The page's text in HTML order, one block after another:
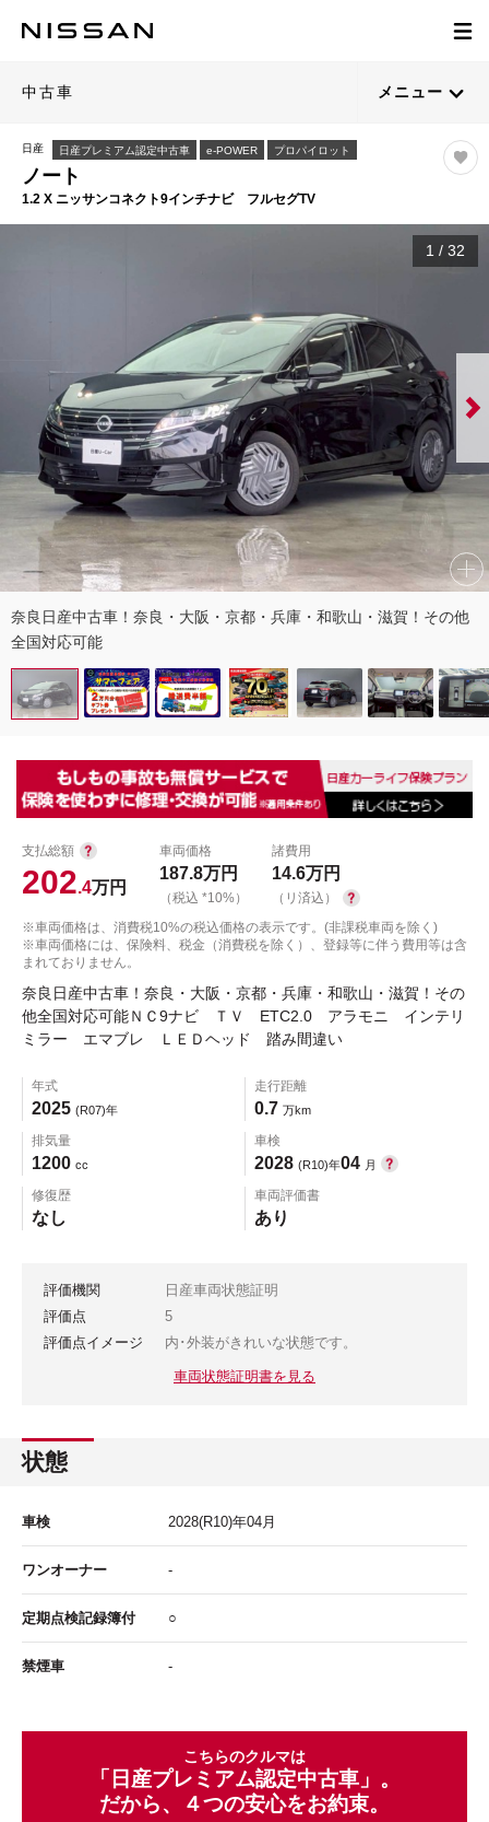
中古車 メニュー
日産 日産プレミアム認定中古車 e-POWER プロパイロット
ノート
1.2 X ニッサンコネクト9インチナビ フルセグTV
1 / 32
奈良日産中古車！奈良・大阪・京都・兵庫・和歌山・滋賀！その他
全国対応可能
支払総額
202.4万円
車両価格
187.8万円
（税込 *10%）
諸費用
14.6万円
（リ済込）
※車両価格は、消費税10%の税込価格の表示です。(非課税車両を除く)
※車両価格には、保険料、税金（消費税を除く）、登録等に伴う費用等は含
まれておりません。
奈良日産中古車！奈良・大阪・京都・兵庫・和歌山・滋賀！その
他全国対応可能ＮＣ9ナビ ＴＶ ETC2.0 アラモニ インテリ
ミラー エマブレ ＬＥＤヘッド 踏み間違い
年式
2025 (R07)年
走行距離
0.7 万km
排気量
1200 cc
車検
2028 (R10)年04 月
修復歴
なし
車両評価書
あり
評価機関
日産車両状態証明
評価点
5
評価点イメージ
内･外装がきれいな状態です。
車両状態証明書を見る
状態
車検 2028(R10)年04 月
ワンオーナー -
定期点検記録簿付 ○
禁煙車 -
こちらのクルマは
「日産プレミアム認定中古車」。
だから、４つの安心をお約束。